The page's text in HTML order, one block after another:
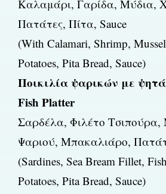
Καλαμάρι, Γαρίδα, Μύδια,
Πατάτες, Πίτα, Sauce
(With Calamari, Shrimp,
Potatoes, Pita Bread, Sauce)
Ποικιλία ψαρικών με
Fish Platter
Σαρδέλα, Φιλέτο Τσιπούρα,
Ψαριού, Μπακαλιάρο,
(Sardines, Sea Bream Fillet,
Potatoes, Pita Bread, Sauce)